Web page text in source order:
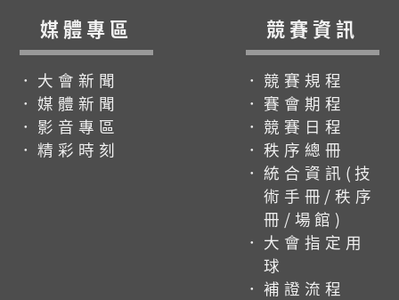
媒體專區
．大會新聞
．媒體新聞
．影音專區
．精彩時刻
競賽資訊
．競賽規程
．賽會期程
．競賽日程
．秩序總冊
．統合資訊(技
術手冊/秩序
冊/場館)
．大會指定用
球
．補證流程